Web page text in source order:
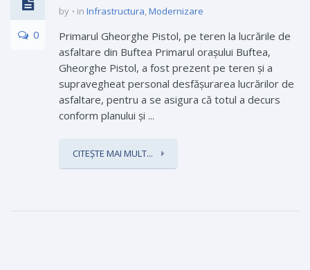
0
by in Infrastructura,Modernizare
Primarul Gheorghe Pistol, pe teren la lucrările de
asfaltare din Buftea Primarul orașului Buftea,
Gheorghe Pistol, a fost prezent pe teren și a
supravegheat personal desfășurarea lucrărilor de
asfaltare, pentru a se asigura că totul a decurs
conform planului și ...
CITEȘTE MAI MULT...